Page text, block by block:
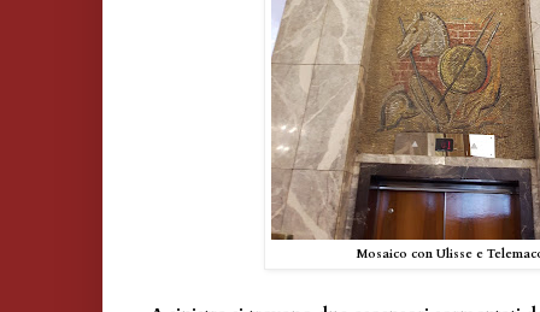
Mosaico con Ulisse e